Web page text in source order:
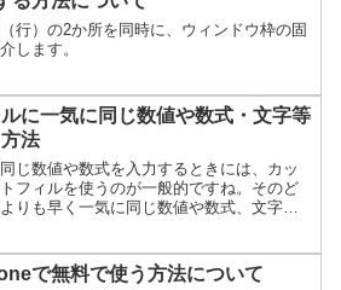
行）の2か所を同時に、ウィンドウ枠の固
します。
に一気に同じ数値や数式・文字等
法
じ数値や数式を入力するときには、カッ
フィルを使うのが一般的ですね。そのど
りも早く一気に同じ数値や数式、文字な
で無料で使う方法について